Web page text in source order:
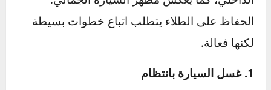
قبل تلميعه بقطعة نظيفة.
باتباع هذه الخطوات، يمكنك إصلاح خدوش طلاء
السيارة بسهولة وتحسين مظهرها، مما يحافظ على